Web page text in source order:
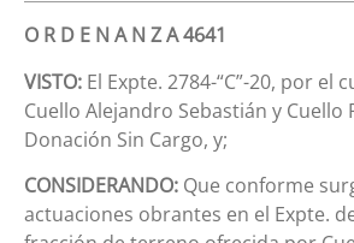
O R D E N A N Z A 4641
VISTO: El Expte. 2784-“C”-20, por el
Cuello Alejandro Sebastián y Cuello
Donación Sin Cargo, y;
CONSIDERANDO: Que conforme
actuaciones obrantes en el Expte.